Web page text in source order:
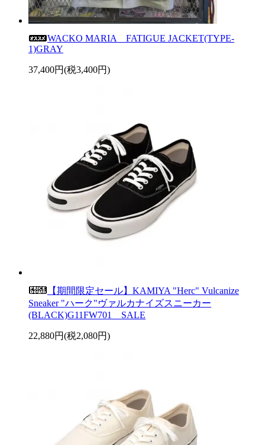
WACKO MARIA FATIGUE JACKET(TYPE-
1)GRAY
37,400円(税3,400円)
【期間限定セール】KAMIYA "Herc" Vulcanize
Sneaker "ハーク"ヴァルカナイズスニーカー
(BLACK)G11FW701 SALE
22,880円(税2,080円)